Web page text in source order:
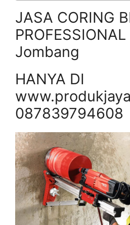
JASA CORING
PROFESSIONAL
Jombang
HANYA DI
087839794608